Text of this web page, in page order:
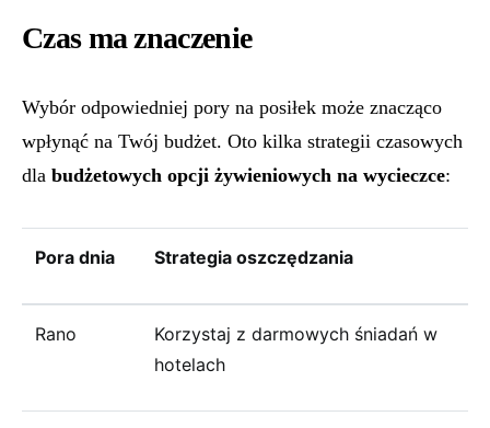
Czas ma znaczenie
Wybór odpowiedniej pory na posiłek może znacząco
wpłynąć na Twój budżet. Oto kilka strategii czasowych
dla budżetowych opcji żywieniowych na wycieczce:
Pora dnia Strategia oszczędzania
Rano
Korzystaj z darmowych śniadań w
hotelach